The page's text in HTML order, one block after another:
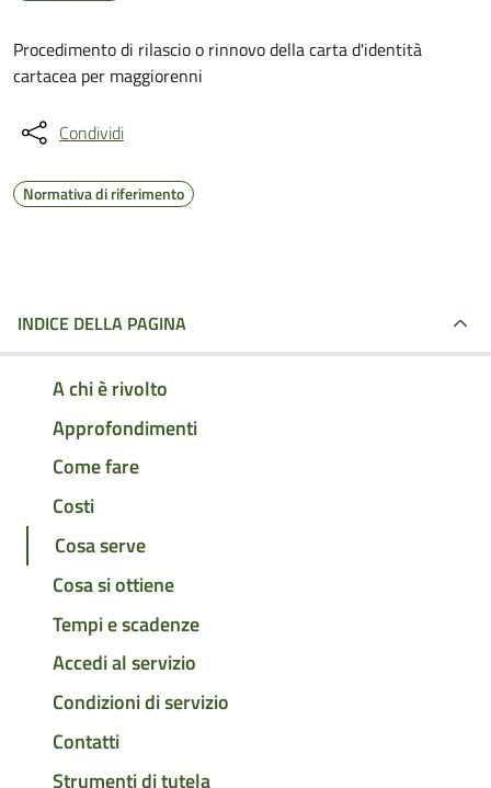
Procedimento di rilascio o rinnovo della carta d'identità
cartacea per maggiorenni
Condividi
Normativa di riferimento
INDICE DELLA PAGINA
A chi è rivolto
Approfondimenti
Come fare
Costi
Cosa serve
Cosa si ottiene
Tempi e scadenze
Accedi al servizio
Condizioni di servizio
Contatti
Strumenti di tutela